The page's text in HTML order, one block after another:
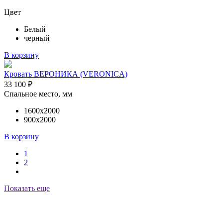
Цвет
Белый
черный
В корзину
Кровать ВЕРОНИКА (VERONICA)
33 100 ₽
Спальное место, мм
1600х2000
900х2000
В корзину
1
2
Показать еще